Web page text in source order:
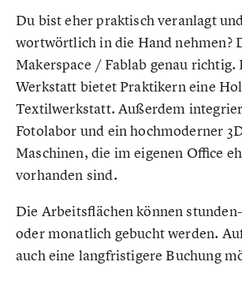
Du bist eher praktisch veranlagt
wortwörtlich in die Hand nehmen?
Makerspace / Fablab genau richtig.
Werkstatt bietet Praktikern eine
Textilwerkstatt. Außerdem
Fotolabor und ein hochmoderner
Maschinen, die im eigenen Office
vorhanden sind.
Die Arbeitsflächen können
oder monatlich gebucht werden.
auch eine langfristigere Buchung